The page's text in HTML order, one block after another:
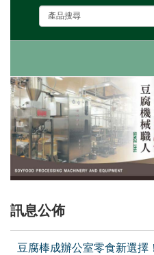
訊息公佈
豆腐棒成辦公室零食新選擇